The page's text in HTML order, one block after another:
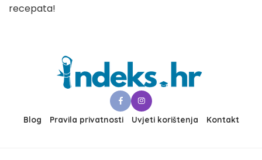
recepata!
Blog Pravila privatnosti Uvjeti korištenja Kontakt